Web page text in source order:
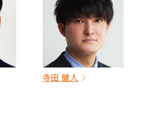
寺田 健人